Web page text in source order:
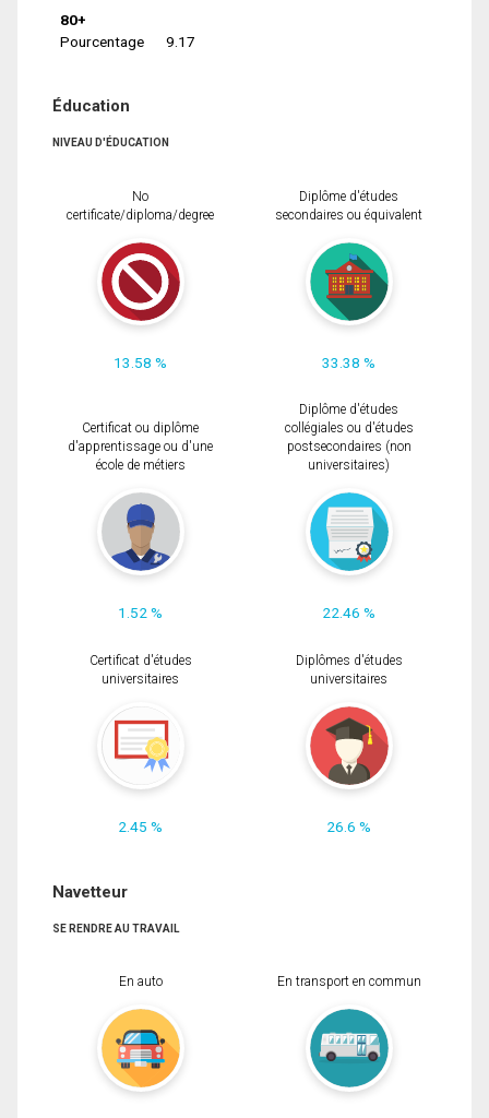
80+
Pourcentage
9.17
Éducation
NIVEAU D'ÉDUCATION
No
certificate/diploma/degree
13.58 %
Diplôme d'études
secondaires ou équivalent
33.38 %
Certificat ou diplôme
d'apprentissage ou d'une
école de métiers
1.52 %
Diplôme d'études
collégiales ou d'études
postsecondaires (non
universitaires)
22.46 %
Certificat d'études
universitaires
2.45 %
Diplômes d'études
universitaires
26.6 %
Navetteur
SE RENDRE AU TRAVAIL
En auto En transport en commun